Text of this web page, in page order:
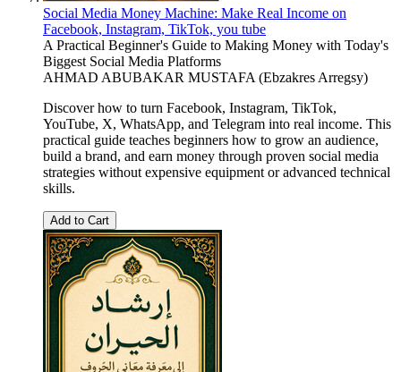
Social Media Money Machine: Make Real Income on
Facebook, Instagram, TikTok, you tube
A Practical Beginner's Guide to Making Money with Today's
Biggest Social Media Platforms
AHMAD ABUBAKAR MUSTAFA (Ebzakres Arregsy)
Discover how to turn Facebook, Instagram, TikTok,
YouTube, X, WhatsApp, and Telegram into real income. This
practical guide teaches beginners how to grow an audience,
build a brand, and earn money through proven social media
strategies without expensive equipment or advanced technical
skills.
Add to Cart